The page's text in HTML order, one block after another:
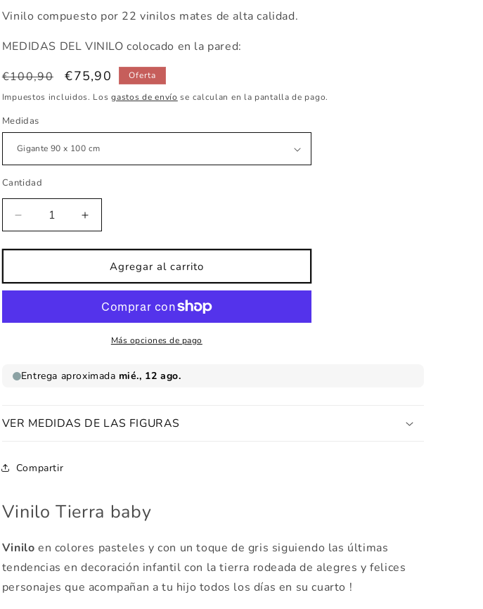
Vinilo compuesto por 22 vinilos mates de alta calidad.
MEDIDAS DEL VINILO colocado en la pared:
Precio
habitual
€100,90
Precio
de
€75,90
Oferta
Impuestos incluidos. Losgastos de envío se calculan en la pantalla de pago.
Medidas
Cantidad
Reducir
cantidad
para
Tierra
baby
Aumentar
cantidad
para
Vinilo
Tierra
baby
Agregar al carrito
Más opciones de pago
VER MEDIDAS DE LAS FIGURAS
Compartir
Vinilo Tierra baby
Vinilo en colores pasteles y con un toque de gris siguiendo las últimas
tendencias en decoración infantil con la tierra rodeada de alegres y felices
personajes que acompañan a tu hijo todos los días en su cuarto !